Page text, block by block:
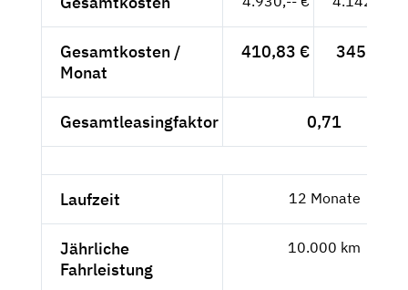
Gesamtkosten /
Monat
410,83 € 345,24 €
Gesamtleasingfaktor 0,71
Laufzeit 12 Monate
Jährliche
Fahrleistung
10.000 km